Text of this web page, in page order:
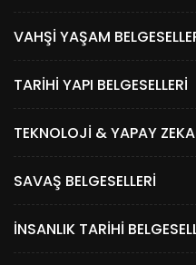
VAHŞI YAŞAM
TARIHI YAPI BELGESELLERI
TEKNOLOJI & YAPAY ZEKA
SAVAŞ BELGESELLERI
İNSANLIK TARIHI